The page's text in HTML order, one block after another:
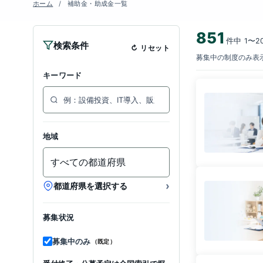
ホーム 補助金・助成金一覧
検索条件 リセット
キーワード
地域
都道府県を選択する ›
募集状況
募集中のみ （既定）
851 件中 1〜
募集中の制度のみ表